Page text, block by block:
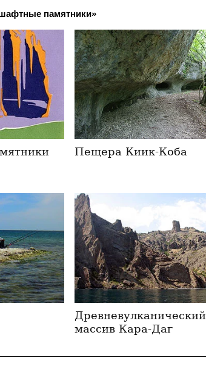
памятники»
Пещера Киик-Коба
Древневулкани­ческий
массив Кара-Даг